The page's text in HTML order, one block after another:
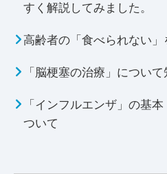
すく解説してみました。
高齢者の「食べられない」
「脳梗塞の治療」につい
「インフルエンザ」の基
ついて